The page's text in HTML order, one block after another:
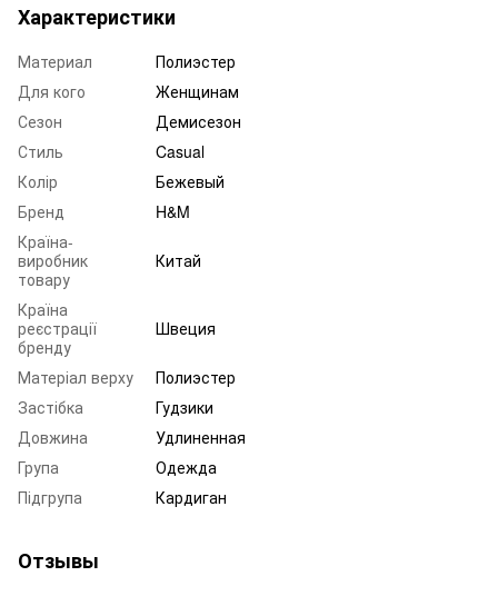
Характеристики
Материал
Полиэстер
Для кого
Женщинам
Сезон
Демисезон
Стиль
Casual
Колір
Бежевый
Бренд
H&M
Країна-
виробник
товару
Китай
Країна
реєстрації
бренду
Швеция
Матеріал верху
Полиэстер
Застібка
Гудзики
Довжина
Удлиненная
Група
Одежда
Підгрупа
Кардиган
Отзывы